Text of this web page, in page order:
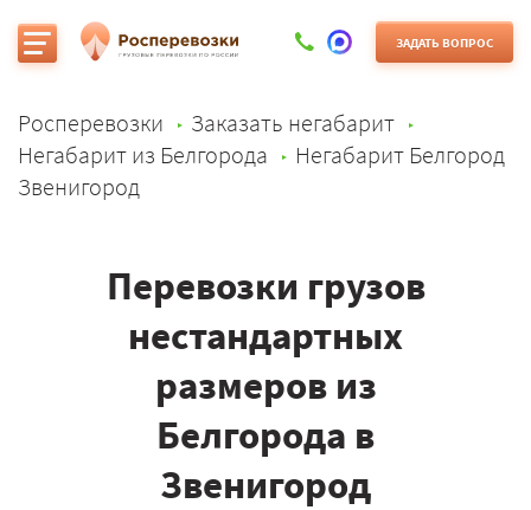
ЗАДАТЬ ВОПРОС
Росперевозки
Заказать негабарит
Негабарит из Белгорода
Негабарит Белгород
Звенигород
Перевозки грузов
нестандартных
размеров из
Белгорода в
Звенигород